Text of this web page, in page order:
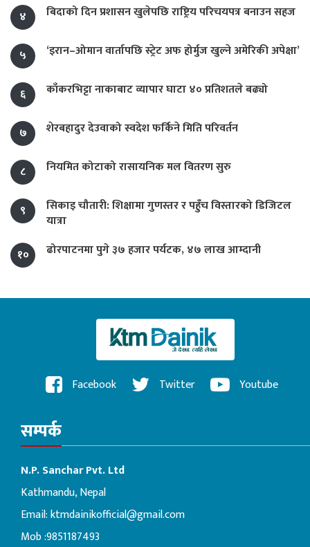
४ बिदाको दिन प्रशासन खुलेपछि राष्ट्रिय परिचयपत्र बनाउन सहज
५ ‘इरान–ओमान वार्तापछि स्ट्रेट अफ होर्मुज खुल्ने अमेरिकी अपेक्षा’
६ काँकरभिट्टा नाकाबाट व्यापार घाटा ४० प्रतिशतले बढ्यो
७ शेरबहादुर देउवाको स्वदेश फर्किने मिति परिवर्तन
८ नियमित कोटाको रासायनिक मल वितरण सुरु
९
सिकाइ चौतारी: शिक्षामा गुणस्तर र पहुँच विस्तारको डिजिटल
यात्रा
१०
ढोरपाटनमा पुगे ३७ हजार पर्यटक, ४७ लाख आम्दानी
Facebook Twitter Youtube
सम्पर्क
N.P. Sanchar Pvt. Ltd
Kathmandu, Nepal
Email:ktmdainikofficial@gmail.com
Mob :9851187493